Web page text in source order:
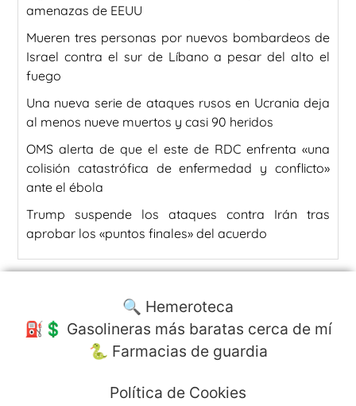
amenazas de EEUU
Mueren tres personas por nuevos bombardeos de
Israel contra el sur de Líbano a pesar del alto el
fuego
Una nueva serie de ataques rusos en Ucrania deja
al menos nueve muertos y casi 90 heridos
OMS alerta de que el este de RDC enfrenta «una
colisión catastrófica de enfermedad y conflicto»
ante el ébola
Trump suspende los ataques contra Irán tras
aprobar los «puntos finales» del acuerdo
🔍 Hemeroteca
⛽️💲 Gasolineras más baratas cerca de mí
🐍 Farmacias de guardia
Política de Cookies